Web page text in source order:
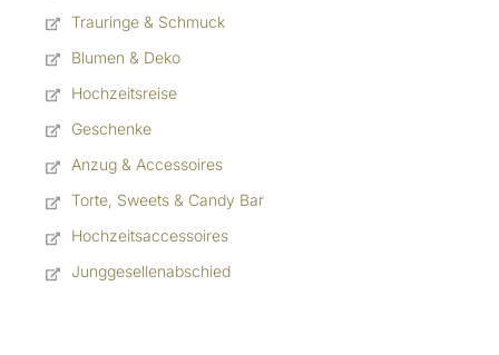
Trauringe & Schmuck
Blumen & Deko
Hochzeitsreise
Geschenke
Anzug & Accessoires
Torte, Sweets & Candy Bar
Hochzeitsaccessoires
Junggesellenabschied